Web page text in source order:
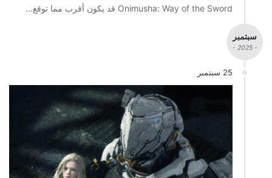
Onimusha: Way of the Sword قد يكون أقرب مما توقع…
سبتمبر
- 2025 -
25 سبتمبر